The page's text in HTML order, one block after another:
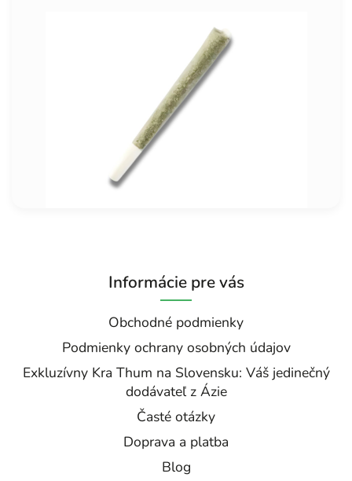
Informácie pre vás
Obchodné podmienky
Podmienky ochrany osobných údajov
Exkluzívny Kra Thum na Slovensku: Váš jedinečný
dodávateľ z Ázie
Časté otázky
Doprava a platba
Blog